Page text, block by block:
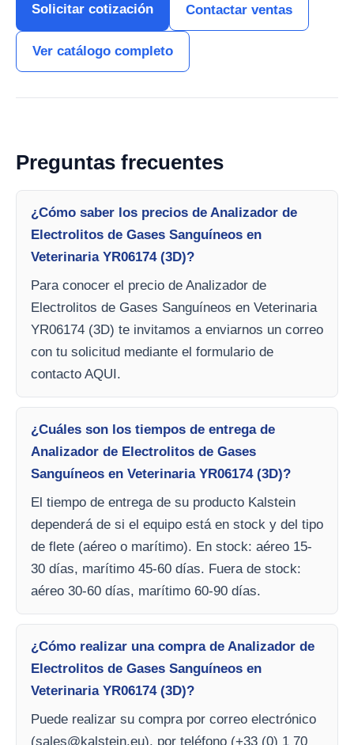
Solicitar cotización Contactar ventas
Ver catálogo completo
Preguntas frecuentes
¿Cómo saber los precios de Analizador de
Electrolitos de Gases Sanguíneos en
Veterinaria YR06174 (3D)?
Para conocer el precio de Analizador de
Electrolitos de Gases Sanguíneos en Veterinaria
YR06174 (3D) te invitamos a enviarnos un correo
con tu solicitud mediante el formulario de
contacto AQUI.
¿Cuáles son los tiempos de entrega de
Analizador de Electrolitos de Gases
Sanguíneos en Veterinaria YR06174 (3D)?
El tiempo de entrega de su producto Kalstein
dependerá de si el equipo está en stock y del tipo
de flete (aéreo o marítimo). En stock: aéreo 15-
30 días, marítimo 45-60 días. Fuera de stock:
aéreo 30-60 días, marítimo 60-90 días.
¿Cómo realizar una compra de Analizador de
Electrolitos de Gases Sanguíneos en
Veterinaria YR06174 (3D)?
Puede realizar su compra por correo electrónico
(sales@kalstein.eu), por teléfono (+33 (0) 1 70